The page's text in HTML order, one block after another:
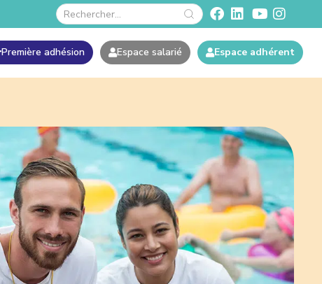
Première adhésion Espace salarié Espace adhérent